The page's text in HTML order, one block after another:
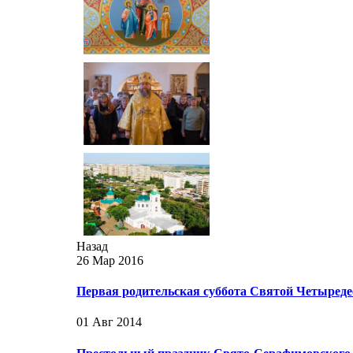
Назад
26 Мар 2016
Первая родительская суббота Святой
01 Авг 2014